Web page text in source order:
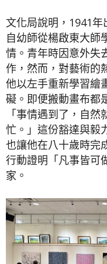
文化局說明，1941年
自幼師從楊啟東大師
情。青年時因意外失
作，然而，對藝術的
他以左手重新學習繪
礙。即便搬動畫布都
「事情遇到了，自
忙。」這份豁達與毅
也讓他在八十歲時完
行動證明「凡事皆可
家。